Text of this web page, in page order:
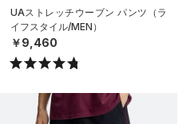
UAストレッチウーブン パンツ（ラ
イフスタイル/MEN）
￥9,460